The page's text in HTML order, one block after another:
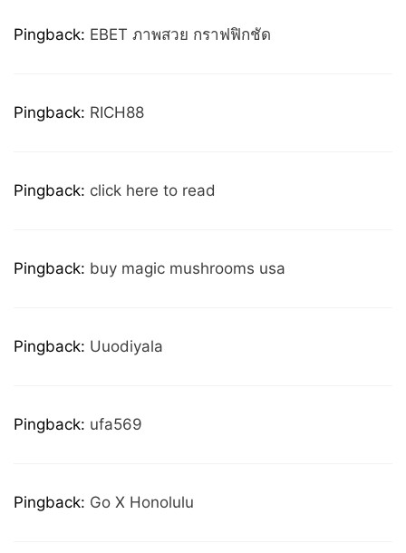
Pingback: EBET ภาพสวย กราฟฟิกชัด
Pingback: RICH88
Pingback: click here to read
Pingback: buy magic mushrooms usa
Pingback: Uuodiyala
Pingback: ufa569
Pingback: Go X Honolulu